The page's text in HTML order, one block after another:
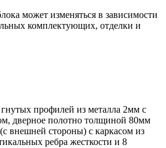
может изменяться в зависимости
комплектующих, отделки и
профилей из металла 2мм с
дверное полотно толщиной 80мм
внешней стороны) c каркасом из
ребра жесткости и 8